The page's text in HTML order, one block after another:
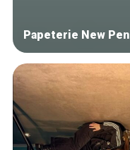
Papeterie New Pen